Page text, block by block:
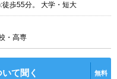
歩55分。 大学・短大
・高専
て聞く 無料